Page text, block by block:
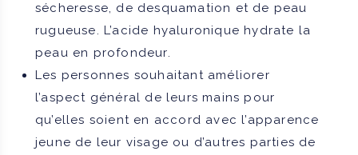
sécheresse, de desquamation et de peau
rugueuse. L’acide hyaluronique hydrate la
peau en profondeur.
Les personnes souhaitant améliorer
l’aspect général de leurs mains pour
qu’elles soient en accord avec l’apparence
jeune de leur visage ou d’autres parties de